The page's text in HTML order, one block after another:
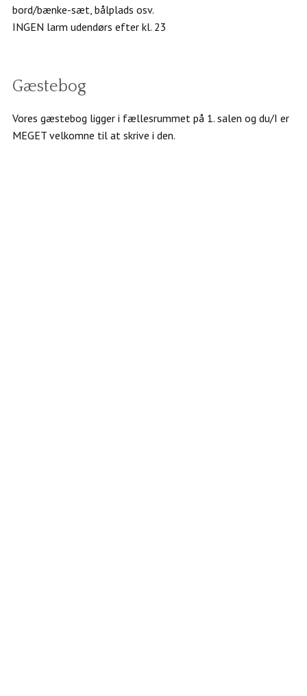
bord/bænke-sæt, bålplads osv.
INGEN larm udendørs efter kl. 23
Gæstebog
Vores gæstebog ligger i fællesrummet på 1. salen og du/I er
MEGET velkomne til at skrive i den.